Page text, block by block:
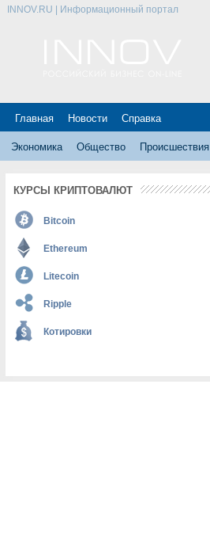
INNOV.RU | Информационный портал
Главная Новости Справка
Экономика Общество Происшествия
КУРСЫ КРИПТОВАЛЮТ
Bitcoin
Ethereum
Litecoin
Ripple
Котировки